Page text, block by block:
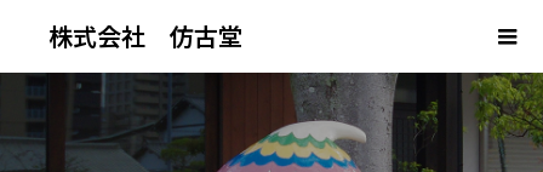
株式会社 仿古堂